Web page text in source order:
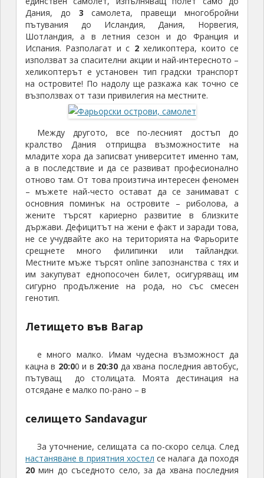
Дания, до 3 самолета, правещи многобройни
пътувания до Исландия, Дания, Норвегия,
Шотландия, а в летния сезон и до Франция и
Испания. Разполагат и с 2хеликоптера, които се
използват за спасителни акции и най-интересното –
хеликоптерът е установен тип градски транспорт
на островите! По надолу ще разкажа как точно се
възползвах от тази привилегия на местните.
Между другото, все по-лесният достъп до
кралство Дания отприщва възможностите на
младите хора да записват университет именно там,
а в последствие и да се развиват професионално
отново там. От това произтича интересен феномен
– мъжете най-често остават да се занимават с
основния поминък на островите – риболова, а
жените търсят кариерно развитие в близките
държави. Дефицитът на жени е факт и заради това,
не се учудвайте ако на територията на Фарьорите
срещнете много филипинки или тайландки.
Местните мъже търсят online запознанства с тях и
им закупуват еднопосочен билет, осигуряващ им
сигурно продължение на рода, но със смесен
генотип.
Летището във Вагар
е много малко. Имам чудесна възможност да
кацна в 20:00 и в 20:30 да хвана последния автобус,
пътуващ до столицата. Моята дестинация на
отсядане е малко по-рано – в
селището Sandavagur
За уточнение, селищата са по-скоро селца. След
настаняване в приятния хостел се налага да походя
20мин до съседното село, за да хвана последния